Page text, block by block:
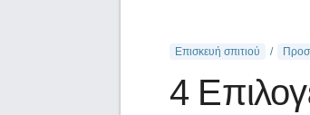
Επισκευή σπιτιού
4